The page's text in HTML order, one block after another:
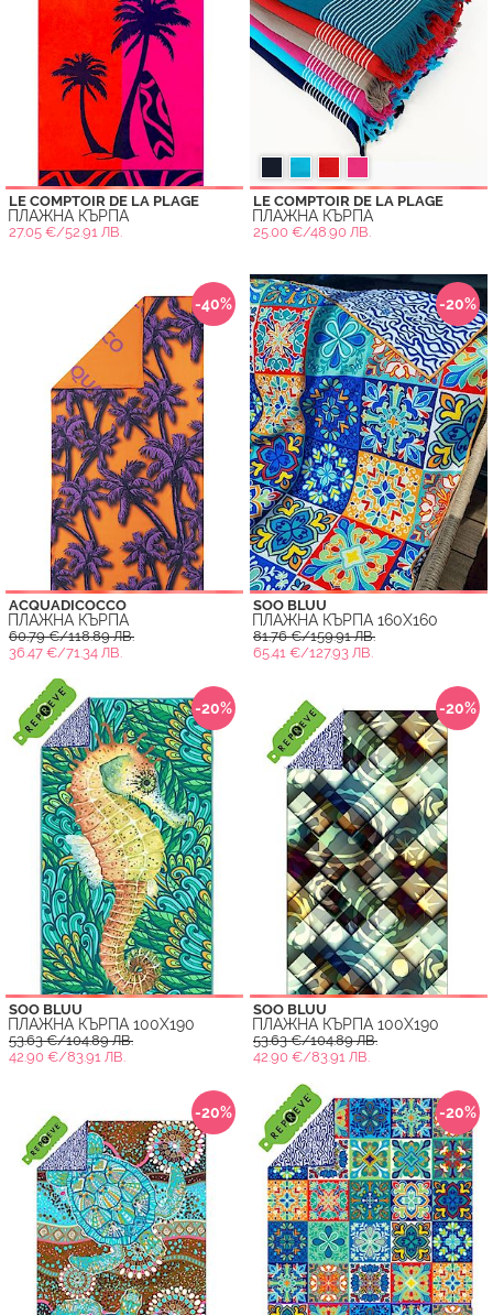
LE COMPTOIR DE LA PLAGE
ПЛАЖНА КЪРПА
27.05 €/52.91 ЛВ.
LE COMPTOIR DE LA PLAGE
ПЛАЖНА КЪРПА
25.00 €/48.90 ЛВ.
-40%
ACQUADICOCCO
ПЛАЖНА КЪРПА
60.79 €/118.89 ЛВ.
36.47 €/71.34 ЛВ.
-20%
SOO BLUU
ПЛАЖНА КЪРПА 160X160
81.76 €/159.91 ЛВ.
65.41 €/127.93 ЛВ.
-20%
SOO BLUU
ПЛАЖНА КЪРПА 100X190
53.63 €/104.89 ЛВ.
42.90 €/83.91 ЛВ.
-20%
SOO BLUU
ПЛАЖНА КЪРПА 100X190
53.63 €/104.89 ЛВ.
42.90 €/83.91 ЛВ.
-20% -20%